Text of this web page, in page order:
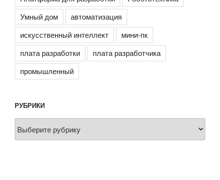
Умный дом
автоматизация
искусственный интеллект
мини-пк
плата разработки
плата разработчика
промышленный
РУБРИКИ